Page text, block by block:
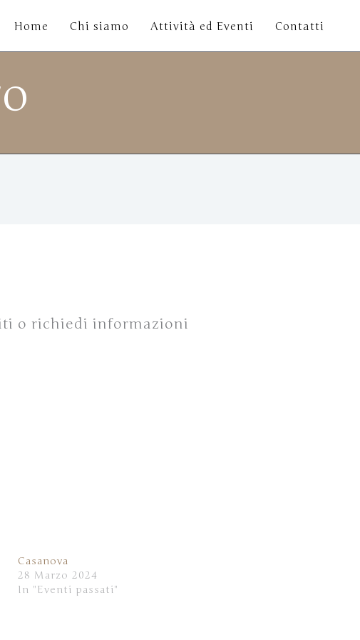
Home Chi siamo Attività ed Eventi Contatti
o richiedi informazioni
Casanova
28 Marzo 2024
In "Eventi passati"